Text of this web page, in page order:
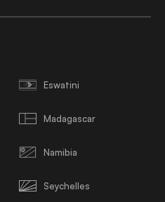
Eswatini
Madagascar
Namibia
Seychelles